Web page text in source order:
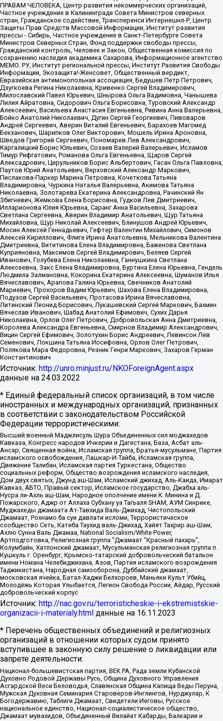
ПРАВАМ ЧЕЛОВЕКА, Центр развития некоммерческих организаций,
Частное учреждение в Калининграде Совета Министров северных
стран, Гражданское содействие, Трансперенси Интернешнл-Р, Центр
Защиты Прав Средств Массовой Информации, Институт развития
прессы - Сибирь, Частное учреждение в Санкт-Петербурге Совета
Министров Северных Стран, Фонд поддержки свободы прессы,
Гражданский контроль, Человек и Закон, Общественная комиссия по
сохранению наследия академика Сахарова, Информационное агентство
МЕМО. РУ, Институт региональной прессы, Институт Развития Свободы
Информации, Экозащита!-Женсовет, Общественный вердикт,
Евразийская антимонопольная ассоциация, Бедушев Петр Петрович,
Дзугкоева Регина Николаевна, Кривенко Сергей Владимирович,
Милославский Павел Юрьевич, Шнырова Ольга Вадимовна, Чанышева
Лилия Айратовна, Сидорович Ольга Борисовна, Туровский Александр
Алексеевич, Васильева Анастасия Евгеньевна, Ривина Анна Валерьевна,
Бойко Анатолий Николаевич, Дугин Сергей Георгиевич, Пивоваров
Андрей Сергеевич, Аверин Виталий Евгеньевич, Барахоев Магомед
Бекханович, Шарипков Олег Викторович, Мошель Ирина Ароновна,
Шведов Григорий Сергеевич, Пономарев Лев Александрович,
Каргалицкий Борис Юльевич, Созаев Валерий Валерьевич, Исламов
Тимур Рифгатович, Романова Ольга Евгеньевна, Щаров Сергей
Алексадрович, Цирульников Борис Альбертович, Гасан Ольга Павловна,
Паутов Юрий Анатольевич, Верховский Александр Маркович,
Пислакова-Паркер Марина Петровна, Кочеткова Татьяна
Владимировна, Чуркина Наталья Валерьевна, Акимова Татьяна
Николаевна, Золотарева Екатерина Александровна, Рачинский Ян
Збигневич, Жемкова Елена Борисовна, Гудков Лев Дмитриевич,
Илларионова Юлия Юрьевна, Саранг Анна Васильевна, Захарова
Светлана Сергеевна, Аверин Владимир Анатольевич, Щур Татьяна
Михайловна, Щур Николай Алексеевич, Блинушов Андрей Юрьевич,
Мосин Алексей Геннадьевич, Гефтер Валентин Михайлович, Симонов
Алексей Кириллович, Флиге Ирина Анатольевна, Мельникова Валентина
Дмитриевна, Вититинова Елена Владимировна, Баженова Светлана
Куприяновна, Максимов Сергей Владимирович, Беляев Сергей
Иванович, Голубева Елена Николаевна, Ганнушкина Светлана
Алексеевна, Закс Елена Владимировна, Буртина Елена Юрьевна, Гендель
Людмила Залмановна, Кокорина Екатерина Алексеевна, Шуманов Илья
Вячеславович, Арапова Галина Юрьевна, Свечников Анатолий
Мариевич, Прохоров Вадим Юрьевич, Шахова Елена Владимировна,
Подузов Сергей Васильевич, Протасова Ирина Вячеславовна,
Литинский Леонид Борисович, Лукашевский Сергей Маркович, Бахмин
Вячеслав Иванович, Шабад Анатолий Ефимович, Сухих Дарья
Николаевна, Орлов Олег Петрович, Добровольская Анна Дмитриевна,
Королева Александра Евгеньевна, Смирнов Владимир Александрович,
Вицин Сергей Ефимович, Золотухин Борис Андреевич, Левинсон Лев
Семенович, Локшина Татьяна Иосифовна, Орлов Олег Петрович,
Полякова Мара Федоровна, Резник Генри Маркович, Захаров Герман
Константинович
Источник: http://unro.minjust.ru/NKOForeignAgent.aspx
данные на 24.03.2022
* Единый федеральный список организаций, в том числе
иностранных и международных организаций, признанных
в соответствии с законодательством Российской
Федерации террористическими:
Высший военный Маджлисуль Шура Объединенных сил моджахедов
Кавказа, Конгресс народов Ичкерии и Дагестана, База, Асбат аль-
Ансар, Священная война, Исламская группа, Братья-мусульмане, Партия
исламского освобождения, Лашкар-И-Тайба, Исламская группа,
Движение Талибан, Исламская партия Туркестана, Общество
социальных реформ, Общество возрождения исламского наследия,
Дом двух святых, Джунд аш-Шам, Исламский джихад, Аль-Каида, Имарат
Кавказ, АБТО, Правый сектор, Исламское государство, Джабха аль-
Нусра ли-Ахль аш-Шам, Народное ополчение имени К. Минина и Д.
Пожарского, Аджр от Аллаха Субхану уа Тагьаля SHAM, АУМ Синрике,
Муджахеды джамаата Ат-Тавхида Валь-Джихад, Чистопольский
Джамаат, Рохнамо ба суи давлати исломи, Террористическое
сообщество Сеть, Катиба Таухид валь-Джихад, Хайят Тахрир аш-Шам,
Ахлю Сунна Валь Джамаа, National Socialism/White Power,
Артподготовка, Религиозная группа “Джамаат “Красный пахарь”,
Колумбайн, Хатлонский джамаат, Мусульманская религиозная группа п.
Кушкуль г. Оренбург, Крымско-татарский добровольческий батальон
имени Номана Челебиджихана, Азов, Партия исламского возрождения
Таджикистана, Народная самооборона, Дуббайский джамаат,
московская ячейка, Батал-Хаджи Белхороев, Маньяки Культ Убийц,
Молодёжь Которая Улыбается, Легион Свобода России, Айдар, Русский
добровольческий корпус
Источник: http://nac.gov.ru/terroristicheskie-i-ekstremistskie-
organizacii-i-materialy.html данные на 16.11.2023
* Перечень общественных объединений и религиозных
организаций в отношении которых судом принято
вступившее в законную силу решение о ликвидации или
запрете деятельности:
Национал-большевистская партия, ВЕК РА, Рада земли Кубанской
Духовно Родовой Державы Русь, Община Духовного Управления
Асгардской Веси Беловодья, Славянская Община Капища Веды Перуна,
Мужская Духовная Семинария Староверов-Инглингов, Нурджулар, К
Богодержавию, Таблиги Джамаат, Свидетели Иеговы, Русское
национальное единство, Национал-социалистическое общество,
Джамаат мувахидов, Объединенный Вилайат Кабарды, Балкарии и